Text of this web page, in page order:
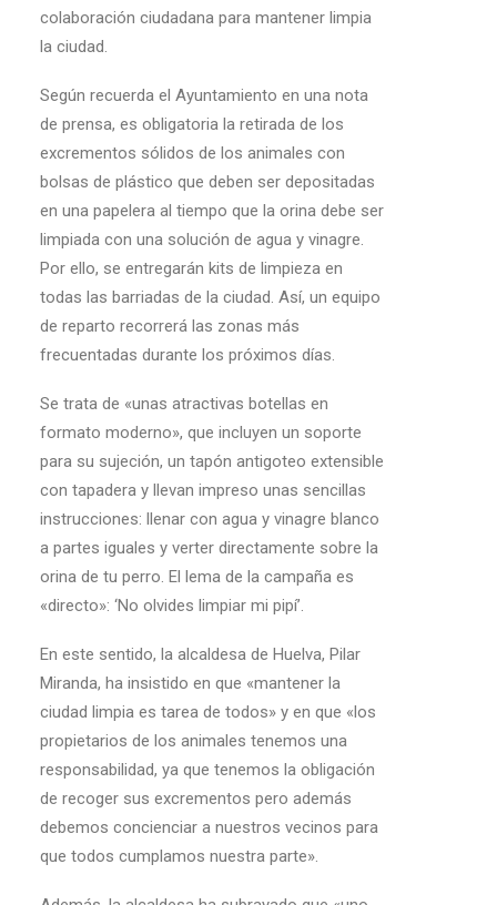
colaboración ciudadana para mantener limpia
la ciudad.
Según recuerda el Ayuntamiento en una nota
de prensa, es obligatoria la retirada de los
excrementos sólidos de los animales con
bolsas de plástico que deben ser depositadas
en una papelera al tiempo que la orina debe ser
limpiada con una solución de agua y vinagre.
Por ello, se entregarán kits de limpieza en
todas las barriadas de la ciudad. Así, un equipo
de reparto recorrerá las zonas más
frecuentadas durante los próximos días.
Se trata de «unas atractivas botellas en
formato moderno», que incluyen un soporte
para su sujeción, un tapón antigoteo extensible
con tapadera y llevan impreso unas sencillas
instrucciones: llenar con agua y vinagre blanco
a partes iguales y verter directamente sobre la
orina de tu perro. El lema de la campaña es
«directo»: ‘No olvides limpiar mi pipí’.
En este sentido, la alcaldesa de Huelva, Pilar
Miranda, ha insistido en que «mantener la
ciudad limpia es tarea de todos» y en que «los
propietarios de los animales tenemos una
responsabilidad, ya que tenemos la obligación
de recoger sus excrementos pero además
debemos concienciar a nuestros vecinos para
que todos cumplamos nuestra parte».